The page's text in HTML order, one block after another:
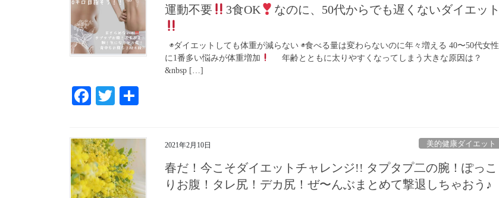
運動不要 3食OK なのに、50代からでも遅くないダイエット
◉ダイエットしても体重が減らない ◉食べる量は変わらないのに年々増える 40〜50代女性
に1番多い悩みが体重増加
年齢とともに太りやすくなってしまう大きな原因は？
&nbsp […]
Fa
bo
ok
T
tte
r
2021年2月10日 美的健康ダイエット
春だ！今こそダイエットチャレンジ!! タプタプ二の腕！ぽっこ
りお腹！タレ尻！デカ尻！ぜ〜んぶまとめて撃退しちゃおう♪